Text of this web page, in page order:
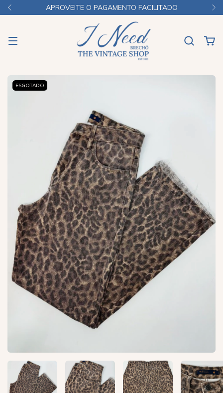
APROVEITE O PAGAMENTO FACILITADO
ESGOTADO